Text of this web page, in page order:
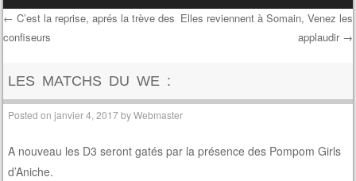
Post navigation
← C’est la reprise, aprés la trève des
confiseurs
Elles reviennent à Somain, Venez les
applaudir →
LES MATCHS DU WE :
Posted onjanvier 4, 2017byWebmaster
A nouveau les D3 seront gatés par la présence des Pompom Girls
d’Aniche.